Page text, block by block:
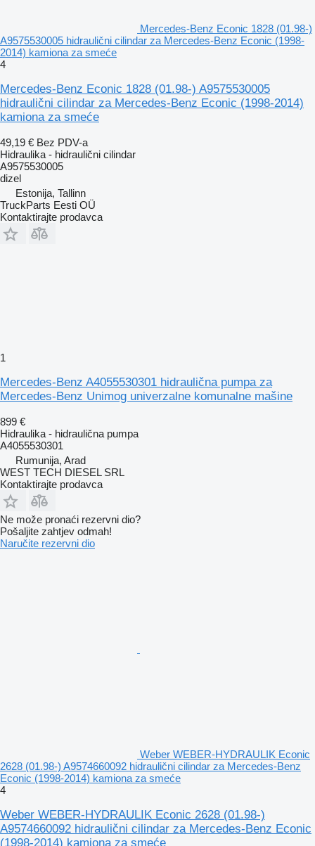
Mercedes-Benz Econic 1828 (01.98-)
A9575530005 hidraulični cilindar za Mercedes-Benz Econic (1998-
2014) kamiona za smeće
4
Mercedes-Benz Econic 1828 (01.98-) A9575530005
hidraulični cilindar za Mercedes-Benz Econic (1998-2014)
kamiona za smeće
49,19 € Bez PDV-a
Hidraulika - hidraulični cilindar
A9575530005
dizel
Estonija, Tallinn
TruckParts Eesti OÜ
Kontaktirajte prodavca
1
Mercedes-Benz A4055530301 hidraulična pumpa za
Mercedes-Benz Unimog univerzalne komunalne mašine
899 €
Hidraulika - hidraulična pumpa
A4055530301
Rumunija, Arad
WEST TECH DIESEL SRL
Kontaktirajte prodavca
Ne može pronaći rezervni dio?
Pošaljite zahtjev odmah!
Naručite rezervni dio
Weber WEBER-HYDRAULIK Econic
2628 (01.98-) A9574660092 hidraulični cilindar za Mercedes-Benz
Econic (1998-2014) kamiona za smeće
4
Weber WEBER-HYDRAULIK Econic 2628 (01.98-)
A9574660092 hidraulični cilindar za Mercedes-Benz Econic
(1998-2014) kamiona za smeće